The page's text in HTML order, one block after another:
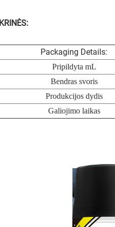
Packaging Details:
Pripildyta mL
Bendras svoris
Produkcijos dydis
Galiojimo laikas